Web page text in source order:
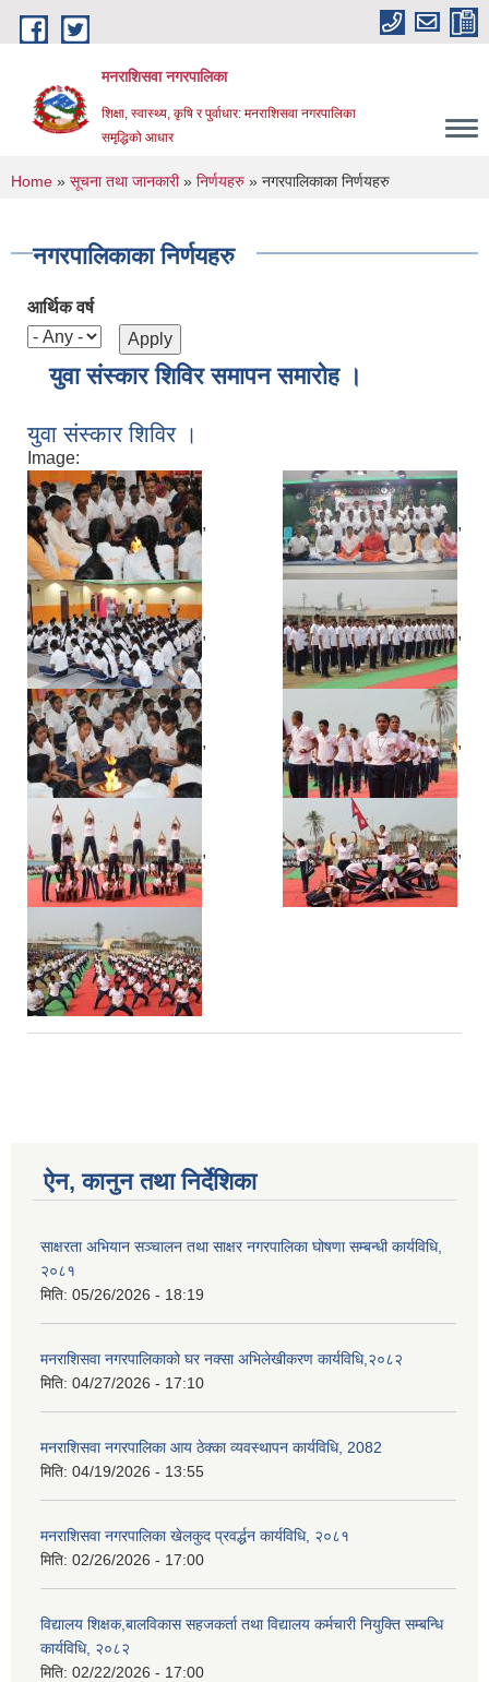
Skip to main content
मनराशिसवा नगरपालिका
शिक्षा, स्वास्थ्य, कृषि र पुर्वाधार: मनराशिसवा नगरपालिका
समृद्धिको आधार
You are here
Home » सूचना तथा जानकारी» निर्णयहरु » नगरपालिकाका निर्णयहरु
नगरपालिकाका निर्णयहरु
आर्थिक वर्ष
युवा संस्कार शिविर समापन समारोह ।
युवा संस्कार शिविर ।
Image:
, ,
, ,
, ,
, ,
ऐन, कानुन तथा निर्देशिका
साक्षरता अभियान सञ्चालन तथा साक्षर नगरपालिका घोषणा सम्बन्धी कार्यविधि,
२०८१
मिति: 05/26/2026 - 18:19
मनराशिसवा नगरपालिकाको घर नक्सा अभिलेखीकरण कार्यविधि,२०८२
मिति: 04/27/2026 - 17:10
मनराशिसवा नगरपालिका आय ठेक्का व्यवस्थापन कार्यविधि, 2082
मिति: 04/19/2026 - 13:55
मनराशिसवा नगरपालिका खेलकुद प्रवर्द्धन कार्यविधि, २०८१
मिति: 02/26/2026 - 17:00
विद्यालय शिक्षक,बालविकास सहजकर्ता तथा विद्यालय कर्मचारी नियुक्ति सम्बन्धि
कार्यविधि, २०८२
मिति: 02/22/2026 - 17:00